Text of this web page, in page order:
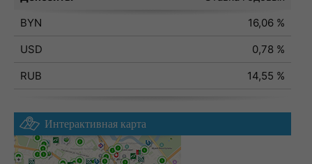
BYN
16,06 %
USD
0,78 %
RUB
14,55 %
Интерактивная карта